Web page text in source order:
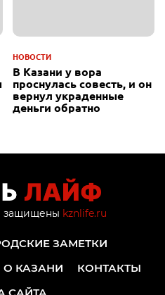
НОВОСТИ
В Казани у вора
проснулась совесть, и он
вернул украденные
деньги обратно
защищены kznlife.ru
ЗАМЕТКИ
КАЗАНИ
КОНТАКТЫ